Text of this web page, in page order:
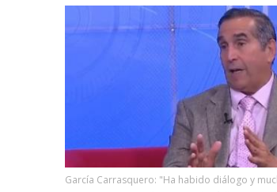
García Carrasquero: "Ha habido diálogo y